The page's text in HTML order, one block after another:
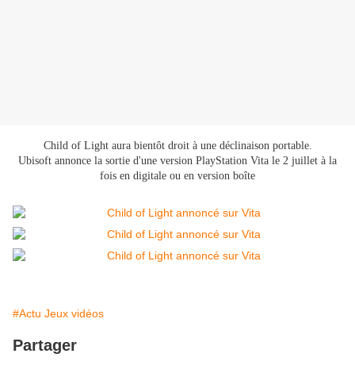
Child of Light aura bientôt droit à une déclinaison portable.
Ubisoft annonce la sortie d'une version PlayStation Vita le 2 juillet à la
fois en digitale ou en version boîte
#Actu Jeux vidéos
Partager